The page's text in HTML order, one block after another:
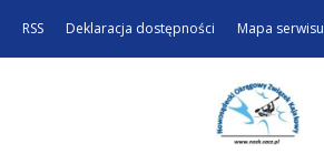
RSS Deklaracja dostępności Mapa serwisu